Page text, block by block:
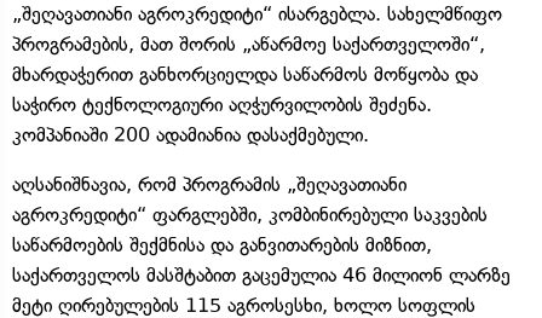
„შეღავათიანი აგროკრედიტი“ ისარგებლა. სახელმწიფო
პროგრამების, მათ შორის „აწარმოე საქართველოში“,
მხარდაჭერით განხორციელდა საწარმოს მოწყობა და
საჭირო ტექნოლოგიური აღჭურვილობის შეძენა.
კომპანიაში 200 ადამიანია დასაქმებული.
აღსანიშნავია, რომ პროგრამის „შეღავათიანი
აგროკრედიტი“ ფარგლებში, კომბინირებული საკვების
საწარმოების შექმნისა და განვითარების მიზნით,
საქართველოს მასშტაბით გაცემულია 46 მილიონ ლარზე
მეტი ღირებულების 115 აგროსესხი, ხოლო სოფლის